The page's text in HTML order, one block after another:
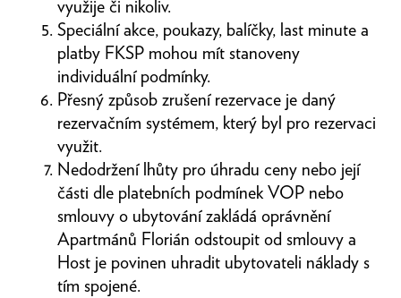
využije či nikoliv.
Speciální akce, poukazy, balíčky, last minute a
platby FKSP mohou mít stanoveny
individuální podmínky.
Přesný způsob zrušení rezervace je daný
rezervačním systémem, který byl pro rezervaci
využit.
Nedodržení lhůty pro úhradu ceny nebo její
části dle platebních podmínek VOP nebo
smlouvy o ubytování zakládá oprávnění
Apartmánů Florián odstoupit od smlouvy a
Host je povinen uhradit ubytovateli náklady s
tím spojené.